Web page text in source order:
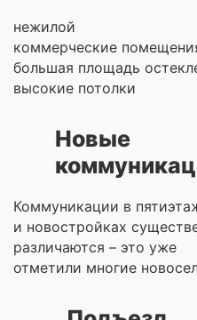
нежилой
коммерческие
большая площадь
высокие потолки
Новые
Коммуникации в
и новостройках
различаются – это уже
отметили многие